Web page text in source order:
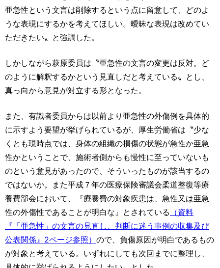
亜急性という文言は削除するという点に留意して、どのよ
うな表現にするかを考えてほしい。曖昧な表現は改めてい
ただきたい〟と強調した。
しかしながら萩原委員は〝亜急性の文言の変更は反対。ど
のように解釈するかという見直しだと考えている〟とし、
真っ向から意見が対立する形となった。
また、有識者委員からは以前より亜急性の外傷例を具体的
に示すよう要望が挙げられているが、厚生労働省は〝少な
くとも現時点では、身体の組織の損傷の状態が急性か亜急
性かということで、施術者側からも慢性に至っていないも
のという意見があったので、そういったものが該当するの
ではないか。また平成７年の医療保険審議会柔道整復等療
養費部会において、『療養費の対象疾患は、急性又は亜急
性の外傷性であることが明白な』とされている （資料
『「亜急性」の文言の見直し、判断に迷う事例の収集及び
公表関係』2ページ参照） ので、負傷原因が明白であるもの
が対象と考えている。いずれにしても次回までに整理し、